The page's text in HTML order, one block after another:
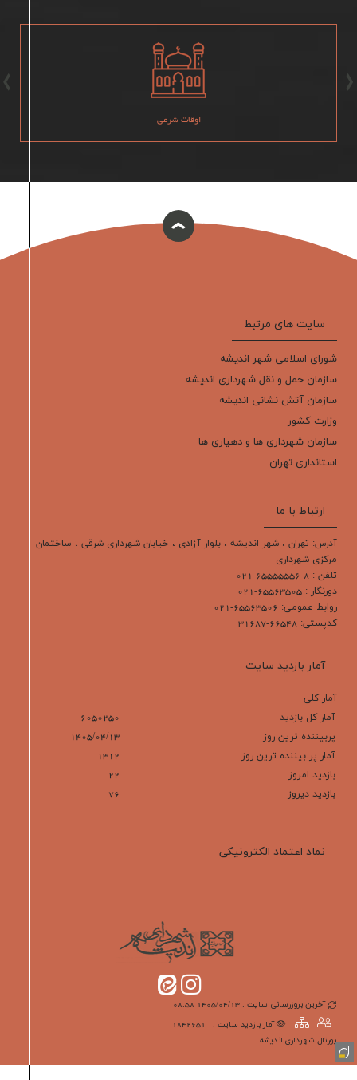
اوقات شرعی
سایت های مرتبط
شورای اسلامی شهر اندیشه
سازمان حمل و نقل شهرداری اندیشه
سازمان آتش نشانی اندیشه
وزارت کشور
سازمان شهرداری ها و دهیاری ها
استانداری تهران
اطلاع رسانی شهرداری ها
ارتباط با ما
آدرس: تهران ، شهر انديشه ، بلوار آزادي ، خیابان شهرداری شرقی ، ساختمان
مركزي شهرداري
تلفن : 8-65555556-021
دورنگار : 65563505-021
روابط عمومی: 65563506-021
كدپستي: 66548-31687
آمار بازدید سایت
آمار کلی
آمار کل بازدید
6050250
پربیننده ترین روز
1405/04/13
آمار پر بيننده ترين روز
1312
بازديد امروز
22
بازديد ديروز
76
نماد اعتماد الکترونیکی
آخرین بروزرسانی سایت : 1405/04/13 08:58
آمار بازدید سایت :
1842651
پورتال شهرداری انديشه